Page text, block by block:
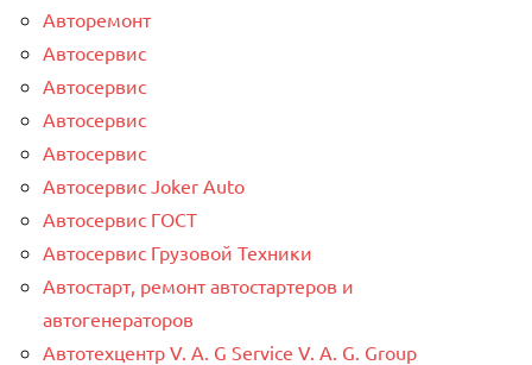
Авторемонт
Автосервис
Автосервис
Автосервис
Автосервис
Автосервис Joker Auto
Автосервис ГОСТ
Автосервис Грузовой Техники
Автостарт, ремонт автостартеров и
автогенераторов
Автотехцентр V. A. G Service V. A. G. Group